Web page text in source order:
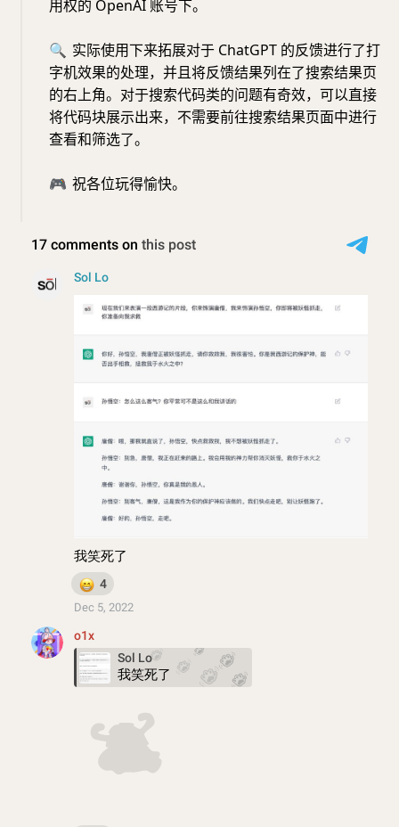
用权的 OpenAI 账号下。
🔍 实际使用下来拓展对于 ChatGPT 的反馈进行了打
字机效果的处理，并且将反馈结果列在了搜索结果页
的右上角。对于搜索代码类的问题有奇效，可以直接
将代码块展示出来，不需要前往搜索结果页面中进行
查看和筛选了。
🎮 祝各位玩得愉快。